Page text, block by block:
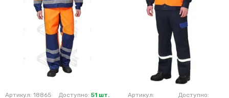
Артикул: 18865 Доступно: 51 шт.
Артикул:
Доступно: